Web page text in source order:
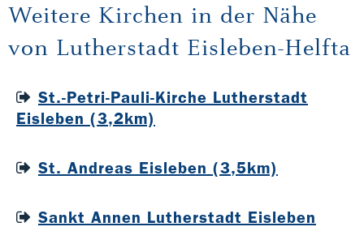
Weitere Kirchen in der Nähe
von Lutherstadt Eisleben-Helfta
St.-Petri-Pauli-Kirche Lutherstadt
Eisleben (3,2km)
St. Andreas Eisleben (3,5km)
Sankt Annen Lutherstadt Eisleben